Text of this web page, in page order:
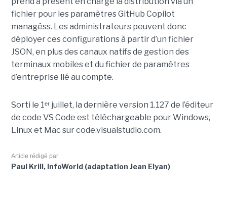
fichier pour les paramètres GitHub Copilot
managéss. Les administrateurs peuvent donc
déployer ces configurations à partir d’un fichier
JSON, en plus des canaux natifs de gestion des
terminaux mobiles et du fichier de paramètres
d’entreprise lié au compte.
Sorti le 1ᵉʳ juillet, la dernière version 1.127 de l’éditeur
de code VS Code est téléchargeable pour Windows,
Linux et Mac sur code.visualstudio.com.
Article rédigé par
Paul Krill, InfoWorld (adaptation Jean Elyan)